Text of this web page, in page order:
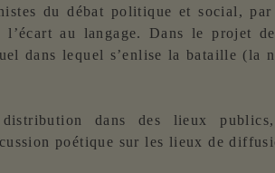
du débat politique et social,
l’écart au langage. Dans le projet
dans lequel s’enlise la bataille (la
dans des lieux publics,
poétique sur les lieux de